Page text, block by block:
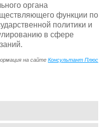
органа
функции по
политики и
в сфере
на сайтеКонсультант Плюс